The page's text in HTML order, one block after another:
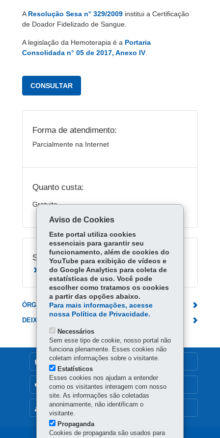
A Resolução Sesa n° 329/2009 institui a Certificação
de Doador Fidelizado de Sangue.
A legislação da Hemoterapia é a Portaria
Consolidada n° 05 de 2017, Anexo IV
CONSULTAR
Forma de atendimento:
Parcialmente na Internet
Quanto custa:
Gratuito
Serviços Relacionados:
Agendar doação de sangue no Hemepar
ÓRGÃO RESPONSÁVEL
DEIXE SUA OPINIÃO
MAPA DO SITE
DENUNCIE CORRUPÇÃO
OUVIDORIA
Aviso de Cookies
Este portal utiliza cookies
essenciais para garantir seu
funcionamento, além de cookies do
YouTube para exibição de vídeos e
do Google Analytics para coleta de
estatísticas de uso. Você pode
escolher como tratamos os cookies
a partir das opções abaixo.
Para mais informações, acesse
nossa Política de Privacidade.
Necessários
Sem esse tipo de cookie, nosso portal não
funciona plenamente. Esses cookies não
coletam informações sobre o visitante.
Estatísticos
Esses cookies nos ajudam a entender
como os visitantes interagem com nosso
site. As informações são coletadas
anonimamente, não identificam o
visitante.
Propaganda
Cookies de propaganda são usados para